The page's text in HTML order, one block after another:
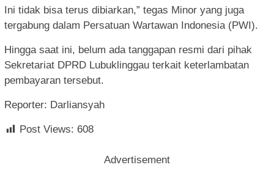
Ini tidak bisa terus dibiarkan,” tegas Minor yang juga
tergabung dalam Persatuan Wartawan Indonesia (PWI).
Hingga saat ini, belum ada tanggapan resmi dari pihak
Sekretariat DPRD Lubuklinggau terkait keterlambatan
pembayaran tersebut.
Reporter: Darliansyah
Post Views: 608
Advertisement